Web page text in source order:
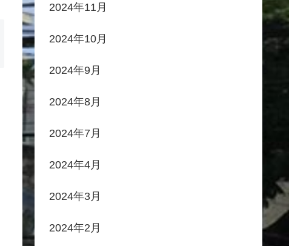
2024年11月
2024年10月
2024年9月
2024年8月
2024年7月
2024年4月
2024年3月
2024年2月